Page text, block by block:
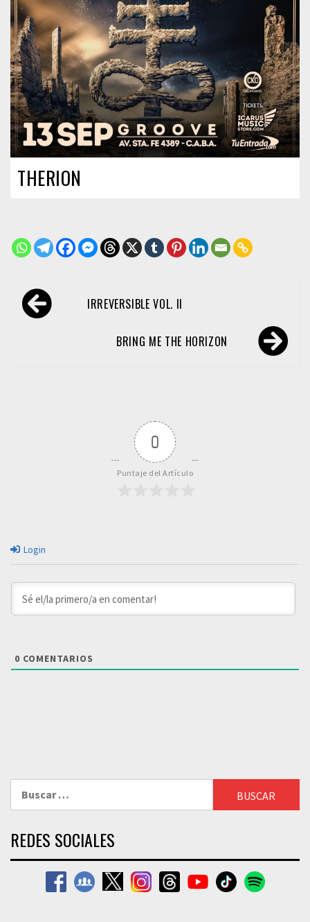
THERION
Navegación
de IRREVERSIBLE VOL. II
BRING ME THE HORIZON
0
Puntaje del Artículo
Login
0 COMENTARIOS
REDES SOCIALES